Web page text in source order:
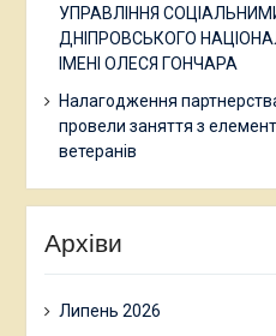
УПРАВЛІННЯ
ДНІПРОВСЬКОГО
ІМЕНІ ОЛЕСЯ ГОНЧАРА
Налагодження
провели заняття з
ветеранів
Архіви
Липень 2026